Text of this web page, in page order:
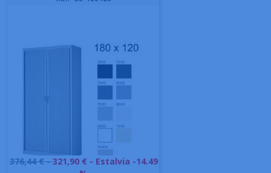
Preu
376,44 € -321,90 € - Estalvia -14.49